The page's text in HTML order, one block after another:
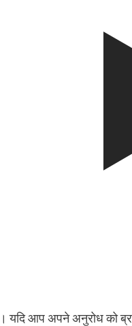
यदि आप अपने अनुरोध को